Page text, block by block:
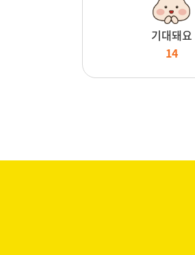
기대돼요
14